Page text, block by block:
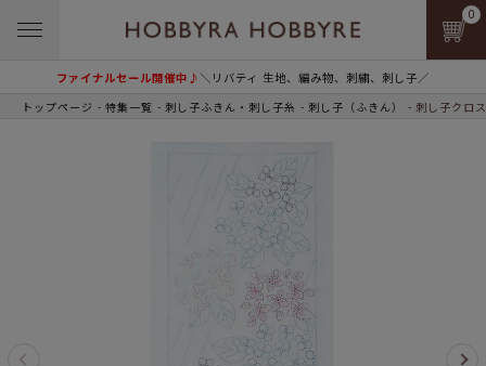
ファイナルセール開催中♪＼リバティ 生地、編み物、刺繍、刺し子／
0
トップページ 特集一覧 刺し子ふきん・刺し子糸 刺し子（ふきん） 刺し子クロ